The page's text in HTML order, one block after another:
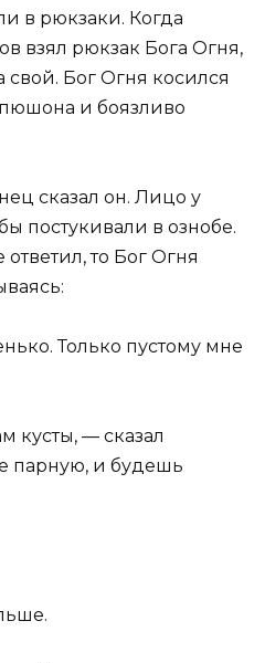
в рюкзаки. Когда
взял рюкзак Бога Огня,
свой. Бог Огня косился
и боязливо
сказал он. Лицо у
постукивали в ознобе.
то Бог Огня
Только пустому мне
кусты, — сказал
парную, и будешь